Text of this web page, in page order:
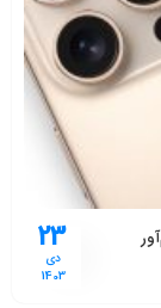
23
دی
1403